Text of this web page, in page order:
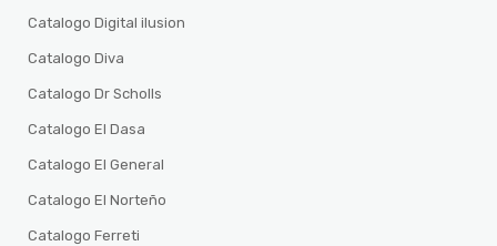
Catalogo Digital ilusion
Catalogo Diva
Catalogo Dr Scholls
Catalogo El Dasa
Catalogo El General
Catalogo El Norteño
Catalogo Ferreti